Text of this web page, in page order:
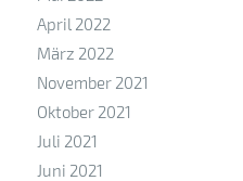
April 2022
März 2022
November 2021
Oktober 2021
Juli 2021
Juni 2021